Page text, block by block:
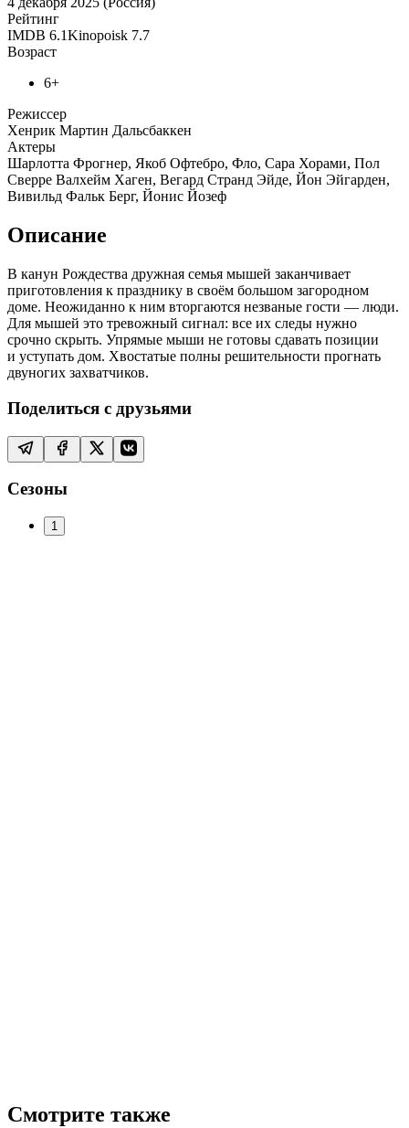
Рейтинг
IMDB 6.1Kinopoisk 7.7
Возраст
6+
Режиссер
Хенрик Мартин Дальсбаккен
Актеры
Шарлотта Фрогнер, Якоб Офтебро, Фло, Сара Хорами, Пол
Сверре Валхейм Хаген, Вегард Странд Эйде, Йон Эйгарден,
Вивильд Фальк Берг, Йонис Йозеф
Описание
В канун Рождества дружная семья мышей заканчивает
приготовления к празднику в своём большом загородном
доме. Неожиданно к ним вторгаются незваные гости — люди.
Для мышей это тревожный сигнал: все их следы нужно
срочно скрыть. Упрямые мыши не готовы сдавать позиции
и уступать дом. Хвостатые полны решительности прогнать
двуногих захватчиков.
Поделиться с друзьями
Сезоны
1
Смотрите также